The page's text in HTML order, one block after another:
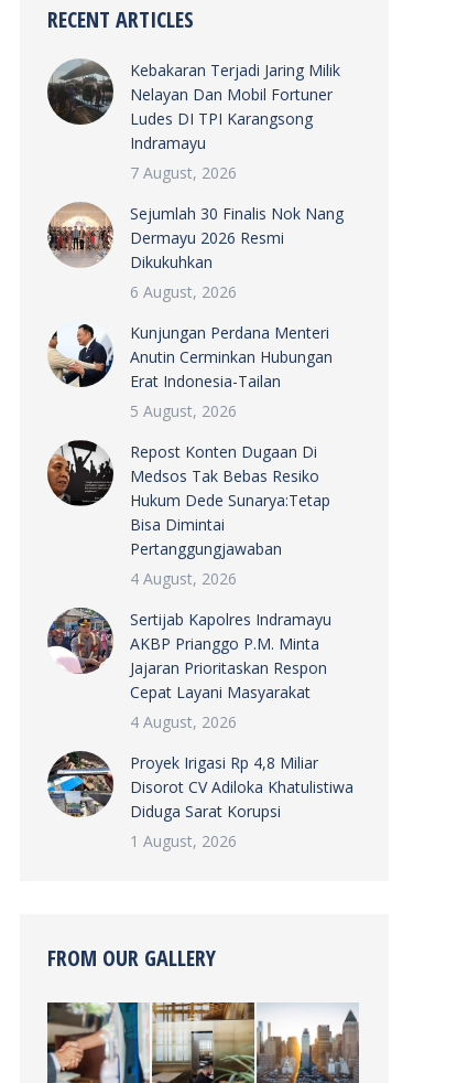
RECENT ARTICLES
Kebakaran Terjadi Jaring Milik
Nelayan Dan Mobil Fortuner
Ludes DI TPI Karangsong
Indramayu
7 August, 2026
Sejumlah 30 Finalis Nok Nang
Dermayu 2026 Resmi
Dikukuhkan
6 August, 2026
Kunjungan Perdana Menteri
Anutin Cerminkan Hubungan
Erat Indonesia-Tailan
5 August, 2026
Repost Konten Dugaan Di
Medsos Tak Bebas Resiko
Hukum Dede Sunarya:Tetap
Bisa Dimintai
Pertanggungjawaban
4 August, 2026
Sertijab Kapolres Indramayu
AKBP Prianggo P.M. Minta
Jajaran Prioritaskan Respon
Cepat Layani Masyarakat
4 August, 2026
Proyek Irigasi Rp 4,8 Miliar
Disorot CV Adiloka Khatulistiwa
Diduga Sarat Korupsi
1 August, 2026
FROM OUR GALLERY